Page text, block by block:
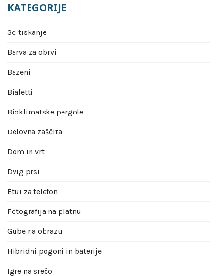
KATEGORIJE
3d tiskanje
Barva za obrvi
Bazeni
Bialetti
Bioklimatske pergole
Delovna zaščita
Dom in vrt
Dvig prsi
Etui za telefon
Fotografija na platnu
Gube na obrazu
Hibridni pogoni in baterije
Igre na srečo